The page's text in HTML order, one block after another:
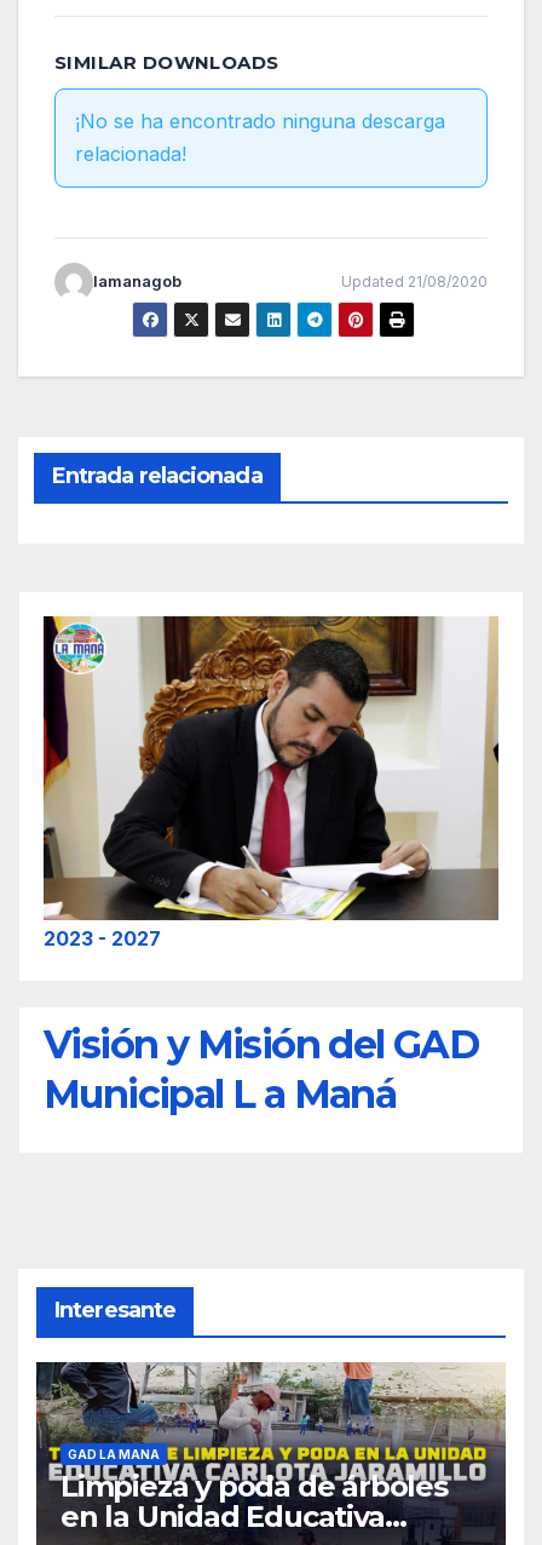
SIMILAR DOWNLOADS
¡No se ha encontrado ninguna descarga
relacionada!
lamanagob Updated 21/08/2020
Entrada relacionada
2023 - 2027
Visión y Misión del GAD
Municipal L a Maná
Interesante
GAD LA MANA
Limpieza y poda de árboles
en la Unidad Educativa